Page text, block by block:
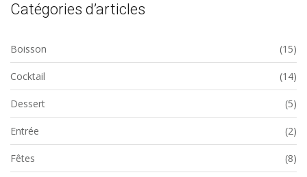
Catégories d’articles
Boisson (15)
Cocktail (14)
Dessert (5)
Entrée (2)
Fêtes (8)